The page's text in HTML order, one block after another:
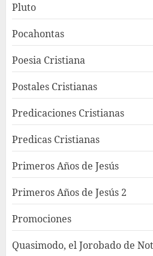
Pluto
Pocahontas
Poesia Cristiana
Postales Cristianas
Predicaciones Cristianas
Predicas Cristianas
Primeros Años de Jesús
Primeros Años de Jesús 2
Promociones
Quasimodo, el Jorobado de